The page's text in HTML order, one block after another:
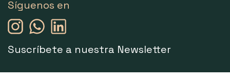
Síguenos en
Suscríbete a nuestra Newsletter